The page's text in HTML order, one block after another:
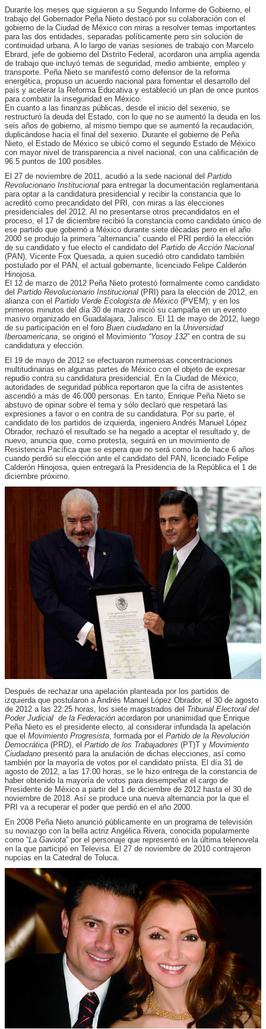
Durante los meses que siguieron a su Segundo Informe de Gobierno, el
trabajo del Gobernador Peña Nieto destacó por su colaboración con el
gobierno de la Ciudad de México con miras a resolver temas importantes
para las dos entidades, separadas políticamente pero sin solución de
continuidad urbana. A lo largo de varias sesiones de trabajo con Marcelo
Ebrard, jefe de gobierno del Distrito Federal, acordaron una amplia agenda
de trabajo que incluyó temas de seguridad, medio ambiente, empleo y
transporte. Peña Nieto se manifestó como defensor de la reforma
energética, propuso un acuerdo nacional para fomentar el desarrollo del
país y acelerar la Reforma Educativa y estableció un plan de once puntos
para combatir la inseguridad en México.
En cuanto a las finanzas públicas, desde el inicio del sexenio, se
restructuró la deuda del Estado, con lo que no se aumentó la deuda en los
seis años de gobierno, al mismo tiempo que se aumentó la recaudación,
duplicándose hacia el final del sexenio. Durante el gobierno de Peña
Nieto, el Estado de México se ubicó como el segundo Estado de México
con mayor nivel de transparencia a nivel nacional, con una calificación de
96.5 puntos de 100 posibles.
El 27 de noviembre de 2011, acudió a la sede nacional del Partido
Revolucionario Institucional para entregar la documentación reglamentaria
para optar a la candidatura presidencial y recibir la constancia que lo
acreditó como precandidato del PRI, con miras a las elecciones
presidenciales del 2012. Al no presentarse otros precandidatos en el
proceso, el 17 de diciembre recibió la constancia como candidato único de
ese partido que gobernó a México durante siete décadas pero en el año
2000 se produjo la primera “alternancia” cuando el PRI perdió la elección
de su candidato y fue electo el candidato del Partido de Acción Nacional
(PAN), Vicente Fox Quesada, a quien sucedió otro candidato también
postulado por el PAN, el actual gobernante, licenciado Felipe Calderón
Hinojosa.
El 12 de marzo de 2012 Peña Nieto protestó formalmente como candidato
del Partido Revolucionario Institucional (PRI) para la elección de 2012, en
alianza con el Partido Verde Ecologista de México (PVEM); y en los
primeros minutos del día 30 de marzo inició su campaña en un evento
masivo organizado en Guadalajara, Jalisco. El 11 de mayo de 2012, luego
de su participación en el foro Buen ciudadano en la Universidad
Iberoamericana, se originó el Movimiento “Yosoy 132” en contra de su
candidatura y elección.
El 19 de mayo de 2012 se efectuaron numerosas concentraciones
multitudinarias en algunas partes de México con el objeto de expresar
repudio contra su candidatura presidencial. En la Ciudad de México,
autoridades de seguridad pública reportaron que la cifra de asistentes
ascendió a más de 46.000 personas. En tanto, Enrique Peña Nieto se
abstuvo de opinar sobre el tema y sólo declaró que respetará las
expresiones a favor o en contra de su candidatura. Por su parte, el
candidato de los partidos de izquierda, ingeniero Andrés Manuel López
Obrador, rechazó el resultado se ha negado a aceptar el resultado y, de
nuevo, anuncia que, como protesta, seguirá en un movimiento de
Resistencia Pacífica que se espera que no será como la de hace 6 años
cuando perdió su elección ante el candidato del PAN, licenciado Felipe
Calderón Hinojosa, quien entregará la Presidencia de la República el 1 de
diciembre próximo.
Después de rechazar una apelación planteada por los partidos de
izquierda que postularon a Andrés Manuel López Obrador, el 30 de agosto
de 2012 a las 22:25 horas, los siete magistrados del Tribunal Electoral del
Poder Judicial de la Federación acordaron por unanimidad que Enrique
Peña Nieto es el presidente electo, al considerar infundada la apelación
que el Movimiento Progresista, formada por el Partido de la Revolución
Democrática (PRD), el Partido de los Trabajadores (PT)T y Movimiento
Ciudadano presentó para la anulación de dichas elecciones, así como
también por la mayoría de votos por el candidato priísta. El día 31 de
agosto de 2012, a las 17:00 horas, se le hizo entrega de la constancia de
haber obtenido la mayoría de votos para desempeñar el cargo de
Presidente de México a partir del 1 de diciembre de 2012 hasta el 30 de
noviembre de 2018. Así se produce una nueva alternancia por la que el
PRI va a recuperar el poder que perdió en el año 2000.
En 2008 Peña Nieto anunció públicamente en un programa de televisión
su noviazgo con la bella actriz Angélica Rivera, conocida popularmente
como “La Gaviota” por el personaje que representó en la última telenovela
en la que participó en Televisa. El 27 de noviembre de 2010 contrajeron
nupcias en la Catedral de Toluca.